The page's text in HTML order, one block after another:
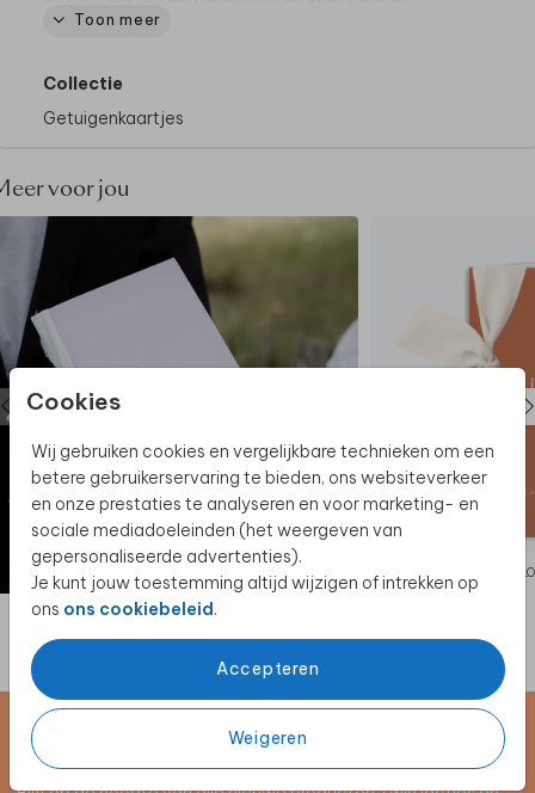
Cookies
Wij gebruiken cookies en vergelijkbare technieken om een
betere gebruikerservaring te bieden, ons websiteverkeer
en onze prestaties te analyseren en voor marketing- en
sociale mediadoeleinden (het weergeven van
gepersonaliseerde advertenties).
Je kunt jouw toestemming altijd wijzigen of intrekken op
ons ons cookiebeleid.
Accepteren
Weigeren
Toon meer
Collectie
Getuigenkaartjes
voor jou
GELOFTENBOEKJE
Schrijf je in voor de nieuwsbrief